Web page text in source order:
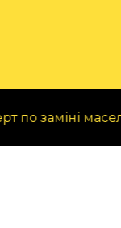
по заміні